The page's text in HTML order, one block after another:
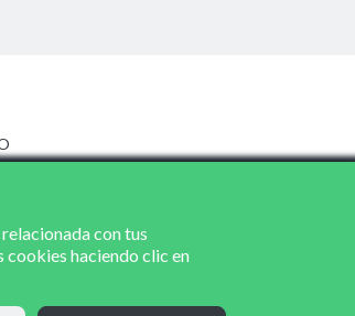
con tus
cookies haciendo clic en